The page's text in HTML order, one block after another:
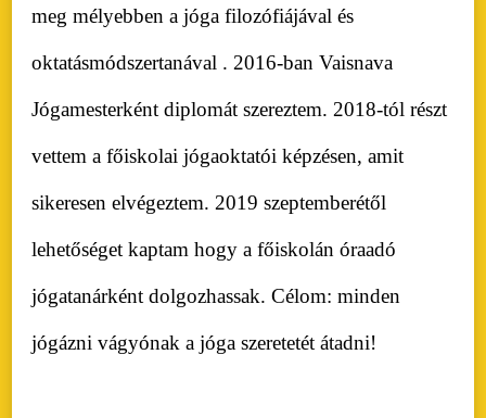
meg mélyebben a jóga filozófiájával és
oktatásmódszertanával . 2016-ban Vaisnava
Jógamesterként diplomát szereztem. 2018-tól részt
vettem a főiskolai jógaoktatói képzésen, amit
sikeresen elvégeztem. 2019 szeptemberétől
lehetőséget kaptam hogy a főiskolán óraadó
jógatanárként dolgozhassak. Célom: minden
jógázni vágyónak a jóga szeretetét átadni!